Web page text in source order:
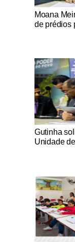
Notícias Católicas
Moana
de prédios
Notícias
Gutinha
Unidade